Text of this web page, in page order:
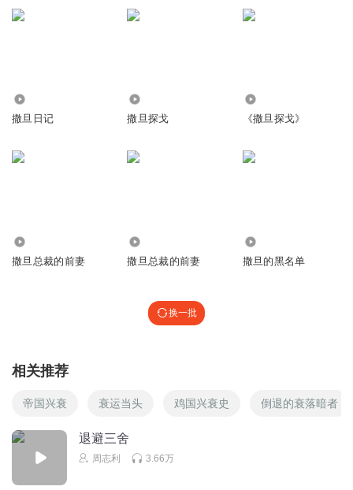
撒旦日记 撒旦探戈 《撒旦探戈》
撒旦总裁的前妻 撒旦总裁的前妻 撒旦的黑名单
换一批
相关推荐
帝国兴衰 衰运当头 鸡国兴衰史 倒退的衰落暗者
退避三舍
周志利 3.66万